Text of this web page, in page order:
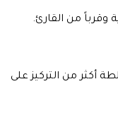
وقرباً من القارئ.
أكثر من التركيز على